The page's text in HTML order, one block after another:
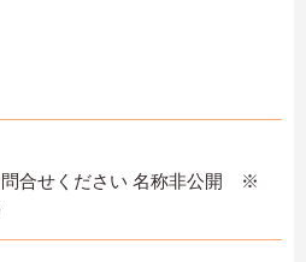
合せください 名称非公開 ※